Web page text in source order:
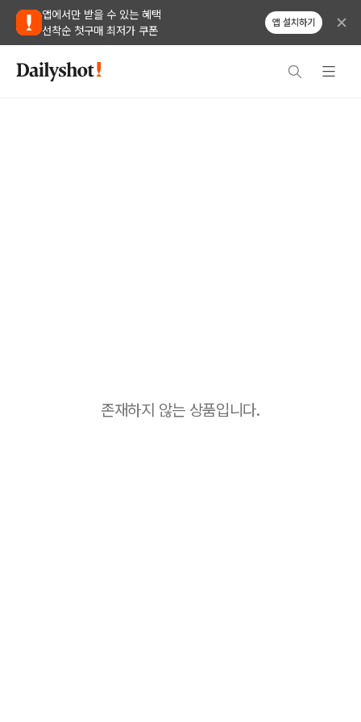
앱에서만 받을 수 있는 혜택
선착순 첫구매 최저가 쿠폰
앱 설치하기
존재하지 않는 상품입니다.